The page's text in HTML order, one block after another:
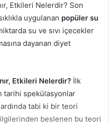
Etkileri Nelerdir? Son
uygulanan popüler su
su ve sıvı içecekler
dayanan diyet
Etkileri Nelerdir? İlk
tarihi spekülasyonlar
tabi ki bir teori
beslenen bu teori